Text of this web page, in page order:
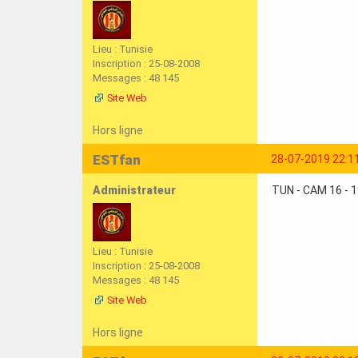
Lieu : Tunisie
Inscription : 25-08-2008
Messages : 48 145
Site Web
Hors ligne
28-07-2019
ESTfan
Administrateur
Lieu : Tunisie
Inscription : 25-08-2008
Messages : 48 145
Site Web
TUN - CAM 16 -
Hors ligne